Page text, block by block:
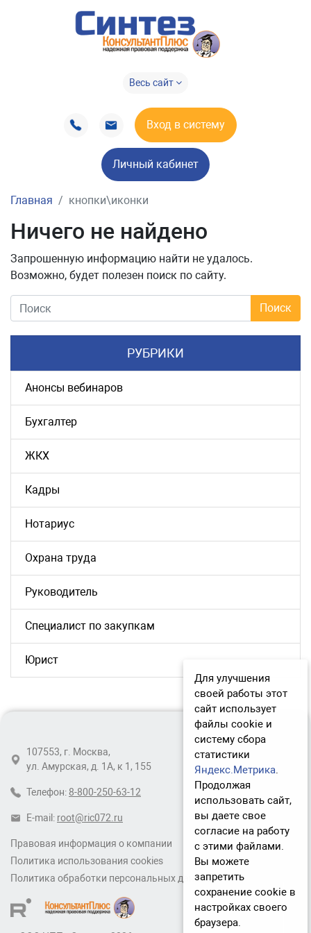
Весь сайт
Вход в систему
Личный кабинет
Главная кнопки\иконки
Ничего не найдено
Запрошенную информацию найти не удалось.
Возможно, будет полезен поиск по сайту.
РУБРИКИ
Анонсы вебинаров
Бухгалтер
ЖКХ
Кадры
Нотариус
Охрана труда
Руководитель
Специалист по закупкам
Юрист
Правовая информация о компании
Политика использования cookies
Политика обработки персональных данных
107553, г. Москва,
ул. Амурская, д. 1А, к 1, 155
Телефон: 8-800-250-63-12
E-mail: root@ric072.ru
Для улучшения
своей работы этот
сайт использует
файлы cookie и
систему сбора
статистики
Яндекс.Метрика.
Продолжая
использовать сайт,
вы даете свое
согласие на работу
с этими файлами.
Вы можете
запретить
сохранение cookie в
настройках своего
браузера.